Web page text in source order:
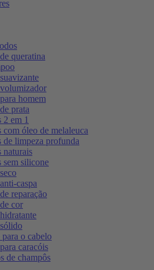
queratina
homem
prata
2 em 1
com óleo de melaleuca
de limpeza profunda
naturais
sem silicone
caspa
reparação
cor
para o cabelo
caracóis
de champôs